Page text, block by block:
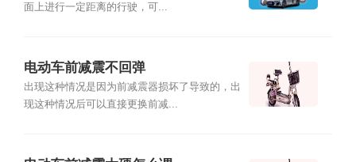
面上进行一定距离的行驶，可...
电动车前减震不回弹
出现这种情况是因为前减震器损坏了导致的，出
现这种情况后可以直接更换前减...